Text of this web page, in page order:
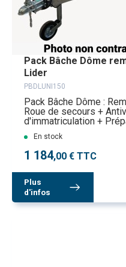
Pack Bâche Dôme
Lider
PBDLUNI150
Pack Bâche Dôme :
Roue de secours +
d'immatriculation +
En stock
1 184,00 € TTC
Plus
d'infos